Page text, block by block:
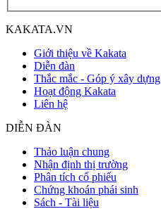
KAKATA.VN
Giới thiệu về Kakata
Diễn đàn
Thắc mắc - Góp ý xây dựng
Hoạt động Kakata
Liên hệ
DIỄN ĐÀN
Thảo luận chung
Nhận định thị trường
Phân tích cổ phiếu
Chứng khoán phái sinh
Sách - Tài liệu